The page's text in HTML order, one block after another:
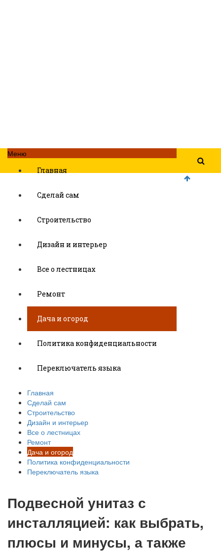
Меню
Главная
Сделай сам
Строительство
Дизайн и интерьер
Все о лестницах
Ремонт
Дача и огород
Политика конфиденциальности
Переключатель языка
Главная
Сделай сам
Строительство
Дизайн и интерьер
Все о лестницах
Ремонт
Дача и огород
Политика конфиденциальности
Переключатель языка
Подвесной унитаз с
инсталляцией: как выбрать,
плюсы и минусы, а также